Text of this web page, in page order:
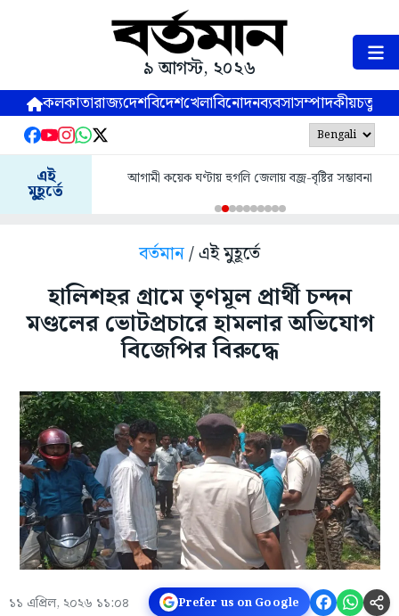
৯ আগস্ট, ২০২৬
কলকাতারাজ্যদেশবিদেশখেলাবিনোদনব্যবসাসম্পাদকীয়
এই
মুহূর্তে
আগামী কয়েক ঘণ্টায় হুগলি জেলায় বজ্র-বৃষ্টির সম্ভাবনা
বর্তমান/ এই মুহূর্তে
হালিশহর গ্রামে তৃণমূল প্রার্থী চন্দন
মণ্ডলের ভোটপ্রচারে হামলার অভিযোগ
বিজেপির বিরুদ্ধে
১১ এপ্রিল, ২০২৬ ১১:০৪ Prefer us on Google